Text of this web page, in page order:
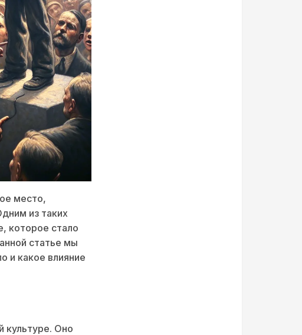
место,
из таких
которое стало
статье мы
и какое влияние
культуре. Оно